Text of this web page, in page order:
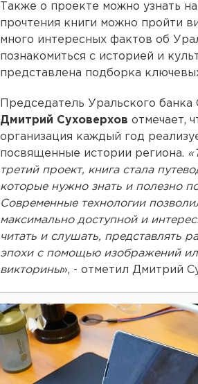
Также о проекте можно узнать на
прочтения книги можно пройти
много интересных фактов об
познакомиться с историей и
представлена подборка
Председатель Уральского банка
Дмитрий Суховерхов отмечает,
организация каждый год
посвященные истории региона.
третий проект, книга стала
которые нужно знать и полезно
Современные технологии
максимально доступной и
читать и слушать, представлять
эпохи с помощью изображений
викторины», - отметил Дмитрий